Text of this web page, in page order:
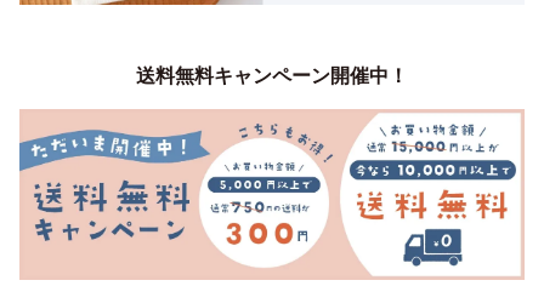
送料無料キャンペーン開催中！